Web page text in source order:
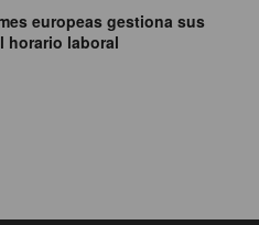
europeas gestiona sus
horario laboral